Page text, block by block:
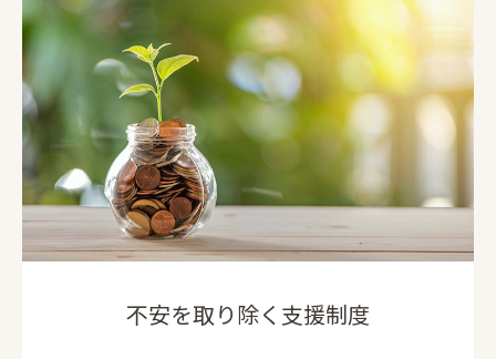
不安を取り除く支援制度